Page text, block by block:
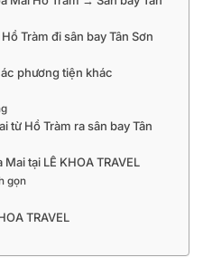
Tràm đi sân bay Tân Sơn
phương tiện khác
từ Hồ Tràm ra sân bay Tân
tại LÊ KHOA TRAVEL
gọn
TRAVEL